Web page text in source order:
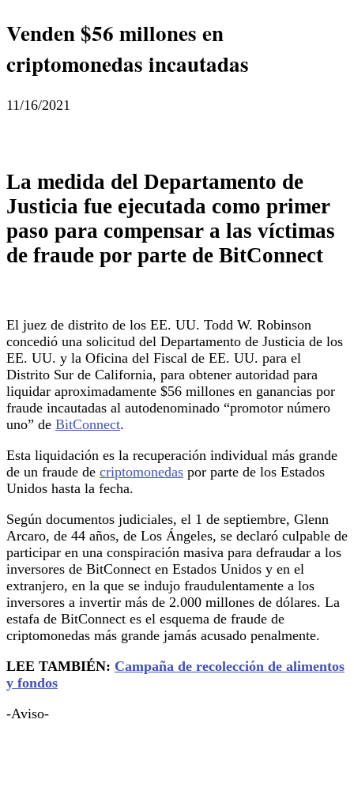
Venden $56 millones en
criptomonedas incautadas
11/16/2021
La medida del Departamento de
Justicia fue ejecutada como primer
paso para compensar a las víctimas
de fraude por parte de BitConnect
El juez de distrito de los EE. UU. Todd W. Robinson
concedió una solicitud del Departamento de Justicia de los
EE. UU. y la Oficina del Fiscal de EE. UU. para el
Distrito Sur de California, para obtener autoridad para
liquidar aproximadamente $56 millones en ganancias por
fraude incautadas al autodenominado “promotor número
uno” de BitConnect.
Esta liquidación es la recuperación individual más grande
de un fraude de criptomonedas por parte de los Estados
Unidos hasta la fecha.
Según documentos judiciales, el 1 de septiembre, Glenn
Arcaro, de 44 años, de Los Ángeles, se declaró culpable de
participar en una conspiración masiva para defraudar a los
inversores de BitConnect en Estados Unidos y en el
extranjero, en la que se indujo fraudulentamente a los
inversores a invertir más de 2.000 millones de dólares. La
estafa de BitConnect es el esquema de fraude de
criptomonedas más grande jamás acusado penalmente.
LEE TAMBIÉN: Campaña de recolección de alimentos
y fondos
-Aviso-